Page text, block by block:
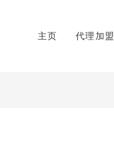
主页 代理加盟